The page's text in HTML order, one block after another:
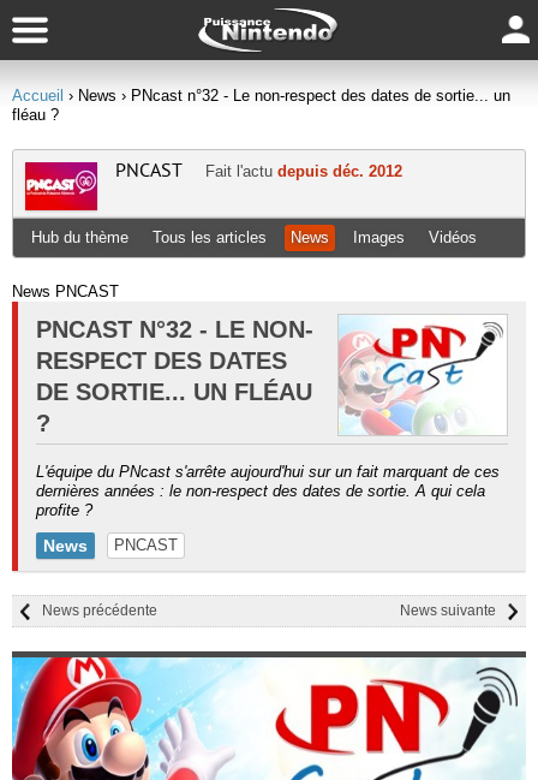
Accueil › News › PNcast n°32 - Le non-respect des dates de sortie... un
fléau ?
PNCAST Fait l'actu depuis déc. 2012
Hub du thème Tous les articles News Images Vidéos
News PNCAST
PNCAST N°32 - LE NON-
RESPECT DES DATES
DE SORTIE... UN FLÉAU
?
L'équipe du PNcast s'arrête aujourd'hui sur un fait marquant de ces
dernières années : le non-respect des dates de sortie. A qui cela
profite ?
News PNCAST
News suivante
News précédente